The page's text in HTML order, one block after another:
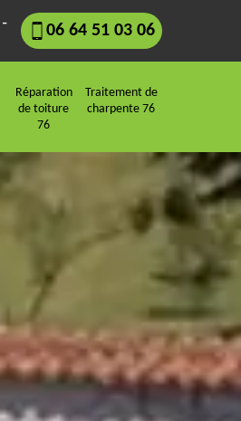
- 06 64 51 03 06
Réparation
de toiture
76
Traitement de
charpente 76